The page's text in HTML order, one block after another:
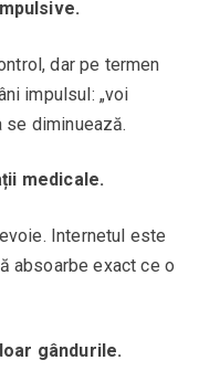
dar pe termen
impulsul: „voi
se diminuează.
medicale.
Internetul este
absoarbe exact ce o
gândurile.